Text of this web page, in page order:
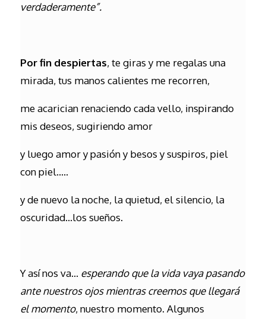
verdaderamente”.
Por fin despiertas, te giras y me regalas una
mirada, tus manos calientes me recorren,
me acarician renaciendo cada vello, inspirando
mis deseos, sugiriendo amor
y luego amor y pasión y besos y suspiros, piel
con piel…..
y de nuevo la noche, la quietud, el silencio, la
oscuridad…los sueños.
Y así nos va… esperando que la vida vaya pasando
ante nuestros ojos mientras creemos que llegará
el momento, nuestro momento. Algunos